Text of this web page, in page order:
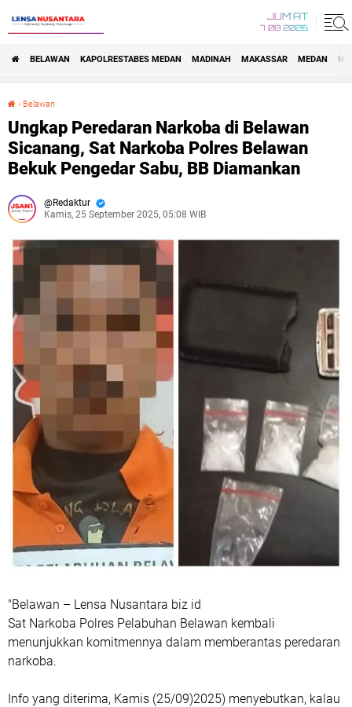
JUM'AT
7 08 2026
BELAWAN KAPOLRESTABES MEDAN MADINAH MAKASSAR MEDAN
› Belawan
Ungkap Peredaran Narkoba di Belawan
Sicanang, Sat Narkoba Polres Belawan
Bekuk Pengedar Sabu, BB Diamankan
Redaktur
Kamis, 25 September 2025, 05:08 WIB
"Belawan – Lensa Nusantara biz id
Sat Narkoba Polres Pelabuhan Belawan kembali
menunjukkan komitmennya dalam memberantas peredaran
narkoba.
Info yang diterima, Kamis (25/09)2025) menyebutkan, kalau